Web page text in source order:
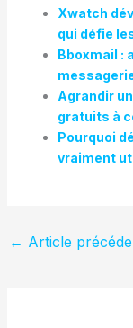
Xwatch
qui défie
Bboxmail :
Agrandir
gratuits à
Pourquoi
vraiment
← Article